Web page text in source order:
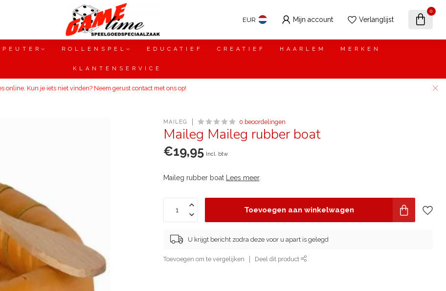
EUR Mijn account Verlanglijst
0
ROLLENSPEL EDUCATIEF CREATIEF HAARLEM MERKEN
KLANTENSERVICE
Kun je iets niet vinden? Neem gerust contact met ons op!
MAILEG 0 beoordelingen
Maileg Maileg rubber boat
€19,95 Incl. btw
Maileg rubber boat Lees meer.
Toevoegen aan winkelwagen
U krijgt bericht zodra deze voor u apart is gelegd
Toevoegen om te vergelijken Deel dit product